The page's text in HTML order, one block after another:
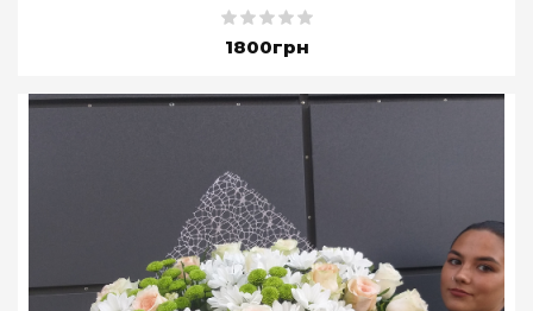
1800грн